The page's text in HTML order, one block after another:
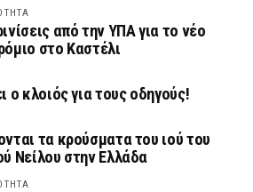
από την ΥΠΑ για το νέο
στο Καστέλι
ο κλοιός για τους οδηγούς!
τα κρούσματα του ιού του
Νείλου στην Ελλάδα